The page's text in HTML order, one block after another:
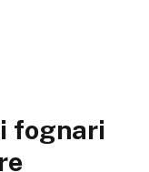
fognari